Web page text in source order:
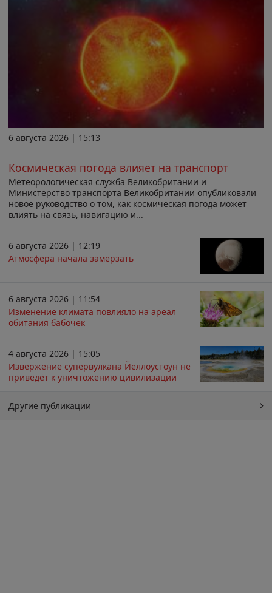
6 августа 2026 | 15:13
Космическая погода влияет на транспорт
Метеорологическая служба Великобритании и
Министерство транспорта Великобритании опубликовали
новое руководство о том, как космическая погода может
влиять на связь, навигацию и...
6 августа 2026 | 12:19
Атмосфера начала замерзать
6 августа 2026 | 11:54
Изменение климата повлияло на ареал
обитания бабочек
4 августа 2026 | 15:05
Извержение супервулкана Йеллоустоун не
приведёт к уничтожению цивилизации
Другие публикации